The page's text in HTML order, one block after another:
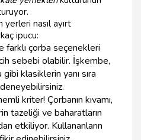
yerleri nasıl ayırt
ipucu:
farklı çorba seçenekleri
sebebi olabilir. İşkembe,
klasiklerin yanı sıra
kriter! Çorbanın kıvamı,
tazeliği ve baharatların
etkiliyor. Kullananların